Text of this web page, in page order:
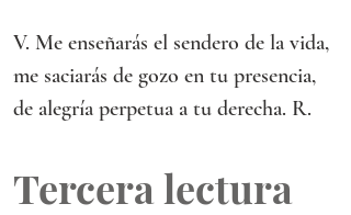
V. Me enseñarás el sendero de la vida,
me saciarás de gozo en tu presencia,
de alegría perpetua a tu derecha. R.
Tercera lectura